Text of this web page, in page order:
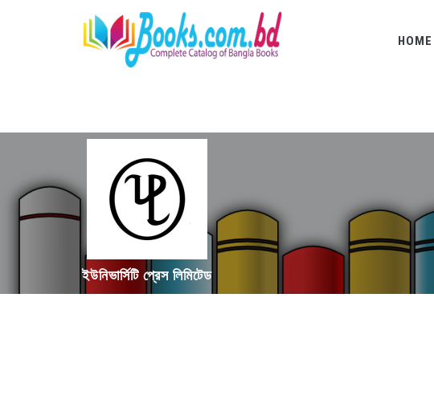
HOME
ইউনিভার্সিটি প্রেস লিমিটেড